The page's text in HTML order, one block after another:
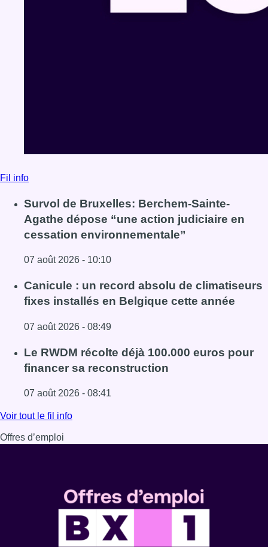
Fil info
Survol de Bruxelles: Berchem-Sainte-
Agathe dépose “une action judiciaire en
cessation environnementale”
07 août 2026 - 10:10
Lire l'article Survol de Bruxelles: Berchem-Sainte-
Canicule : un record absolu de climatiseurs
fixes installés en Belgique cette année
07 août 2026 - 08:49
Lire l'article Canicule : un record absolu de climatiseurs
Le RWDM récolte déjà 100.000 euros pour
financer sa reconstruction
07 août 2026 - 08:41
Lire l'article Le RWDM récolte déjà 100.000 euros pour
Voir tout le fil info
Offres d’emploi